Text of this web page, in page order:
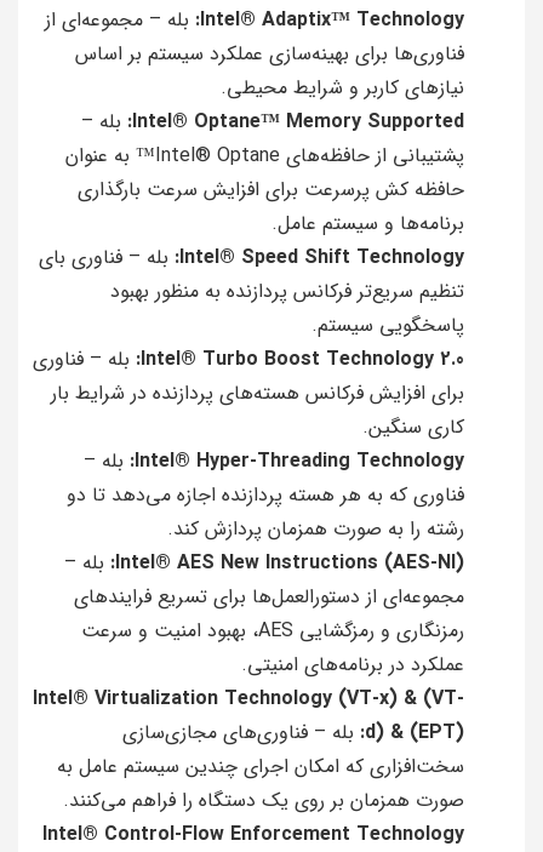
Intel® Adaptix™ Technology: بله – مجموعه‌ای از
فناوری‌ها برای بهینه‌سازی عملکرد سیستم بر اساس
نیازهای کاربر و شرایط محیطی.
Intel® Optane™ Memory Supported: بله –
پشتیبانی از حافظه‌های Intel® Optane™ به عنوان
حافظه کش پرسرعت برای افزایش سرعت بارگذاری
برنامه‌ها و سیستم عامل.
Intel® Speed Shift Technology: بله – فناوری بای
تنظیم سریع‌تر فرکانس پردازنده به منظور بهبود
پاسخگویی سیستم.
Intel® Turbo Boost Technology 2.0: بله – فناوری
برای افزایش فرکانس هسته‌های پردازنده در شرایط بار
کاری سنگین.
Intel® Hyper-Threading Technology: بله –
فناوری که به هر هسته پردازنده اجازه می‌دهد تا دو
رشته را به صورت همزمان پردازش کند.
Intel® AES New Instructions (AES-NI): بله –
مجموعه‌ای از دستورالعمل‌ها برای تسریع فرایندهای
رمزنگاری و رمزگشایی AES، بهبود امنیت و سرعت
عملکرد در برنامه‌های امنیتی.
Intel® Virtualization Technology (VT-x) & (VT-
d) & (EPT): بله – فناوری‌های مجازی‌سازی
سخت‌افزاری که امکان اجرای چندین سیستم عامل به
صورت همزمان بر روی یک دستگاه را فراهم می‌کنند.
Intel® Control-Flow Enforcement Technology